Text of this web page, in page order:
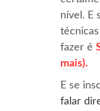
nível. E
fazer é
mais).
E se
falar